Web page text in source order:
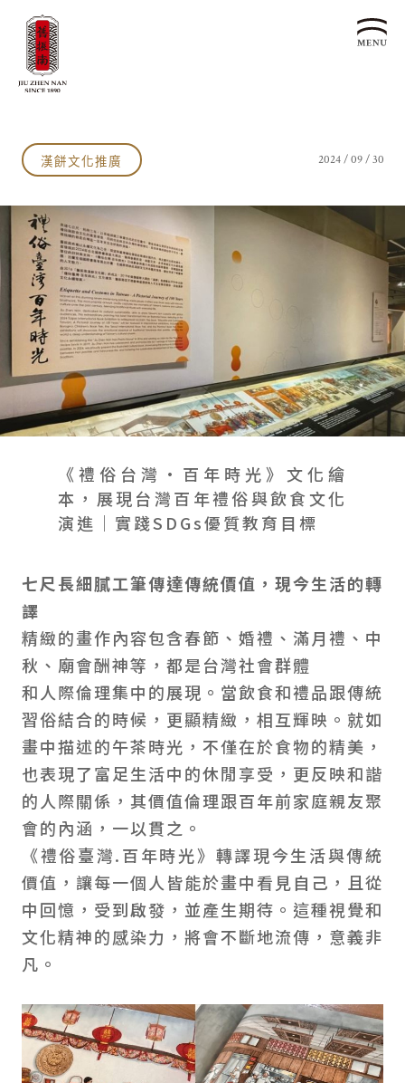
品牌故事
歷史沿革
認識漢餅文化
文化生活誌
24節氣文化
漢餅文化
漢餅文化體驗館
漢餅文化館
文化體驗
產品服務
產品介紹
企業客製贈禮區
預約品鑑
喜餅預約
企業永續
企業永續發展 ESG
永續新聞集
利害關係人
最新消息
聯絡我們
全台據點
客服中心
會員禮遇
線上購物 會員禮遇 企業客製
漢餅文化推廣 2024 / 09 / 30
《禮俗台灣•百年時光》文化繪
本，展現台灣百年禮俗與飲食文化
演進｜實踐SDGs優質教育目標
七尺長細膩工筆傳達傳統價值，現今生活的轉
譯
精緻的畫作內容包含春節、婚禮、滿月禮、中
秋、廟會酬神等，都是台灣社會群體
和人際倫理集中的展現。當飲食和禮品跟傳統
習俗結合的時候，更顯精緻，相互輝映。就如
畫中描述的午茶時光，不僅在於食物的精美，
也表現了富足生活中的休閒享受，更反映和諧
的人際關係，其價值倫理跟百年前家庭親友聚
會的內涵，一以貫之。
《禮俗臺灣.百年時光》轉譯現今生活與傳統
價值，讓每一個人皆能於畫中看見自己，且從
中回憶，受到啟發，並產生期待。這種視覺和
文化精神的感染力，將會不斷地流傳，意義非
凡。